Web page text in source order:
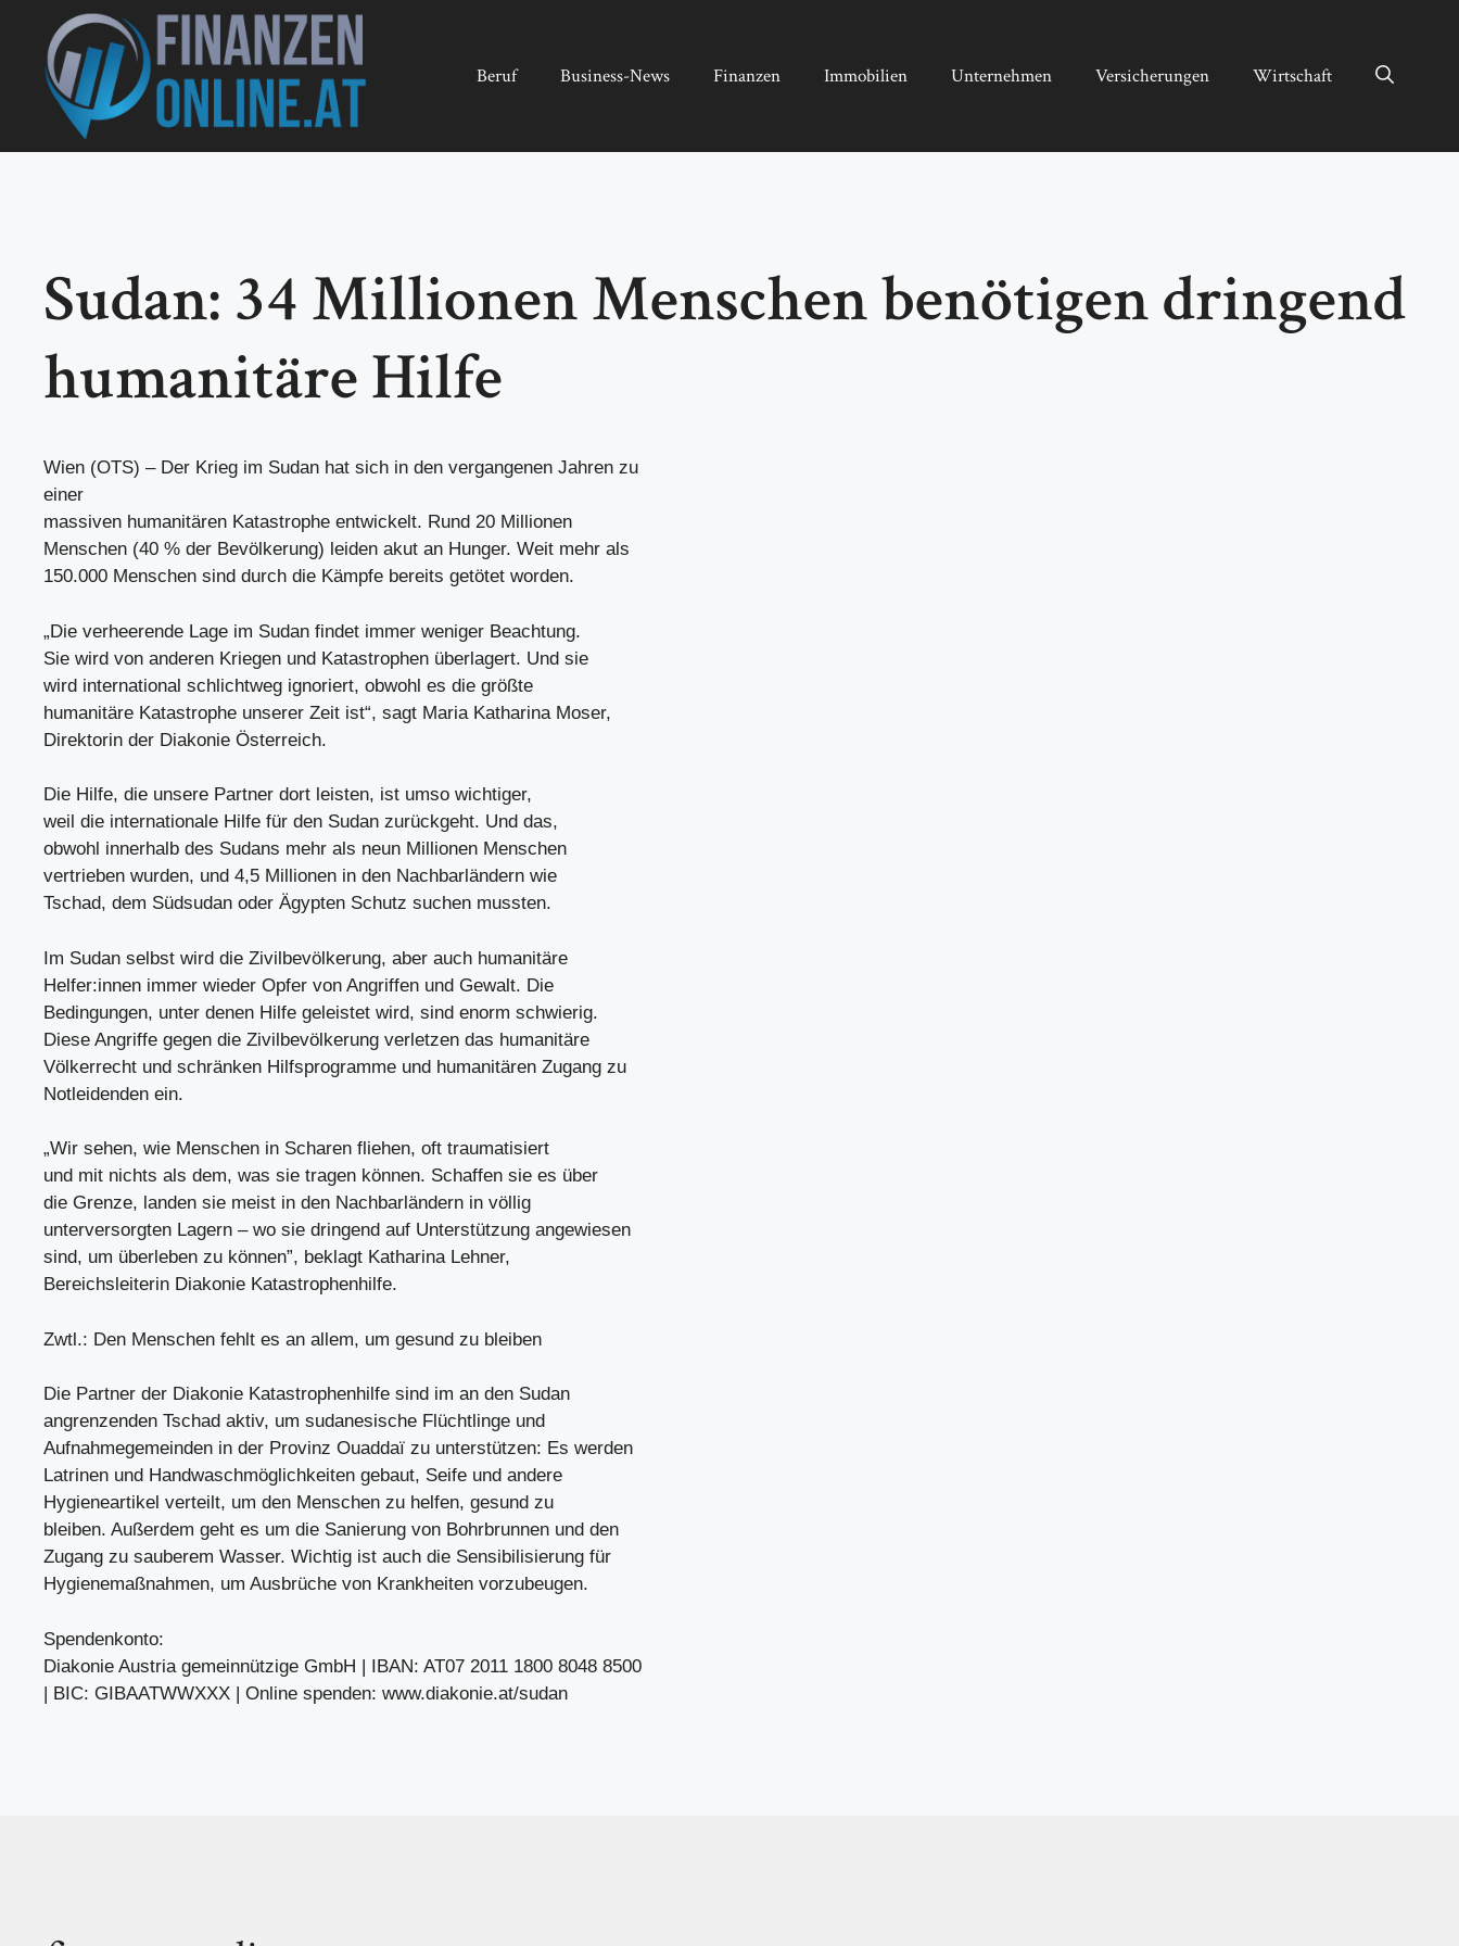
springen
Beruf Business-News Finanzen Immobilien Unternehmen Versicherungen Wirtschaft
Sudan: 34 Millionen Menschen benötigen dringend
humanitäre Hilfe
Wien (OTS) – Der Krieg im Sudan hat sich in den vergangenen Jahren zu
einer
massiven humanitären Katastrophe entwickelt. Rund 20 Millionen
Menschen (40 % der Bevölkerung) leiden akut an Hunger. Weit mehr als
150.000 Menschen sind durch die Kämpfe bereits getötet worden.
„Die verheerende Lage im Sudan findet immer weniger Beachtung.
Sie wird von anderen Kriegen und Katastrophen überlagert. Und sie
wird international schlichtweg ignoriert, obwohl es die größte
humanitäre Katastrophe unserer Zeit ist“, sagt Maria Katharina Moser,
Direktorin der Diakonie Österreich.
Die Hilfe, die unsere Partner dort leisten, ist umso wichtiger,
weil die internationale Hilfe für den Sudan zurückgeht. Und das,
obwohl innerhalb des Sudans mehr als neun Millionen Menschen
vertrieben wurden, und 4,5 Millionen in den Nachbarländern wie
Tschad, dem Südsudan oder Ägypten Schutz suchen mussten.
Im Sudan selbst wird die Zivilbevölkerung, aber auch humanitäre
Helfer:innen immer wieder Opfer von Angriffen und Gewalt. Die
Bedingungen, unter denen Hilfe geleistet wird, sind enorm schwierig.
Diese Angriffe gegen die Zivilbevölkerung verletzen das humanitäre
Völkerrecht und schränken Hilfsprogramme und humanitären Zugang zu
Notleidenden ein.
„Wir sehen, wie Menschen in Scharen fliehen, oft traumatisiert
und mit nichts als dem, was sie tragen können. Schaffen sie es über
die Grenze, landen sie meist in den Nachbarländern in völlig
unterversorgten Lagern – wo sie dringend auf Unterstützung angewiesen
sind, um überleben zu können”, beklagt Katharina Lehner,
Bereichsleiterin Diakonie Katastrophenhilfe.
Zwtl.: Den Menschen fehlt es an allem, um gesund zu bleiben
Die Partner der Diakonie Katastrophenhilfe sind im an den Sudan
angrenzenden Tschad aktiv, um sudanesische Flüchtlinge und
Aufnahmegemeinden in der Provinz Ouaddaï zu unterstützen: Es werden
Latrinen und Handwaschmöglichkeiten gebaut, Seife und andere
Hygieneartikel verteilt, um den Menschen zu helfen, gesund zu
bleiben. Außerdem geht es um die Sanierung von Bohrbrunnen und den
Zugang zu sauberem Wasser. Wichtig ist auch die Sensibilisierung für
Hygienemaßnahmen, um Ausbrüche von Krankheiten vorzubeugen.
Spendenkonto:
Diakonie Austria gemeinnützige GmbH | IBAN: AT07 2011 1800 8048 8500
| BIC: GIBAATWWXXX | Online spenden: www.diakonie.at/sudan